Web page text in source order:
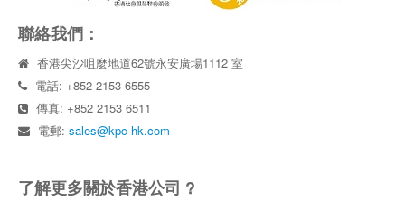
聯絡我們：
香港尖沙咀麼地道62號永安廣場1112 室
電話: +852 2153 6555
傳真: +852 2153 6511
電郵:sales@kpc-hk.com
了解更多關於香港公司 ?